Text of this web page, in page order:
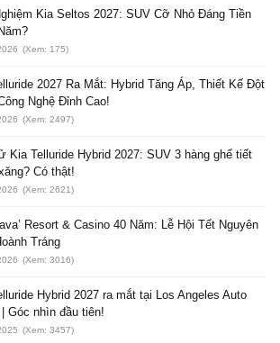
Kia Seltos 2027: SUV Cỡ Nhỏ Đáng Tiền
(Xem: 175)
2027 Ra Mắt: Hybrid Tăng Áp, Thiết Kế Đột
Nghệ Đỉnh Cao!
(Xem: 2497)
Kia Telluride Hybrid 2027: SUV 3 hàng ghế tiết
Có thật!
(Xem: 2621)
Resort & Casino 40 Năm: Lễ Hội Tết Nguyên
Tráng
(Xem: 3016)
Hybrid 2027 ra mắt tại Los Angeles Auto
Góc nhìn đầu tiên!
(Xem: 3457)